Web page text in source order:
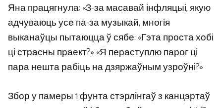
Яна працягнула: «З-за масавай інфляцыі, якую
адчуваюць усе па-за музыкай, многія
выканаўцы пытаюцца ў сябе: «Гэта проста хобі
ці страсны праект?» «Я пераступлю парог ці
пара нешта рабіць на дзяржаўным узроўні?»
Збор у памеры 1 фунта стэрлінгаў з канцэртаў